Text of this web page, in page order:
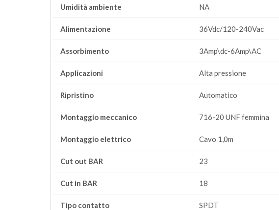
Umidità ambiente NA
Alimentazione 36Vdc/120-240Vac
Assorbimento 3Amp\dc-6Amp\AC
Applicazioni Alta pressione
Ripristino Automatico
Montaggio meccanico 716-20 UNF femmina
Montaggio elettrico Cavo 1,0m
Cut out BAR 23
Cut in BAR 18
Tipo contatto SPDT